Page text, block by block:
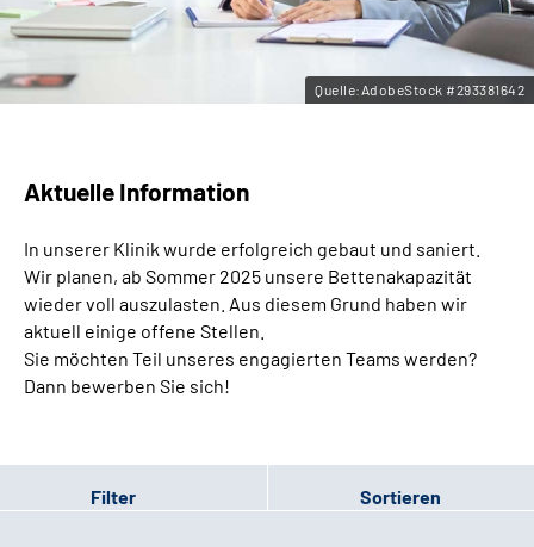
Quelle:AdobeStock #293381642
Aktuelle Information
In unserer Klinik wurde erfolgreich gebaut und saniert.
Wir planen, ab Sommer 2025 unsere Bettenakapazität
wieder voll auszulasten. Aus diesem Grund haben wir
aktuell einige offene Stellen.
Sie möchten Teil unseres engagierten Teams werden?
Dann bewerben Sie sich!
Filter Sortieren